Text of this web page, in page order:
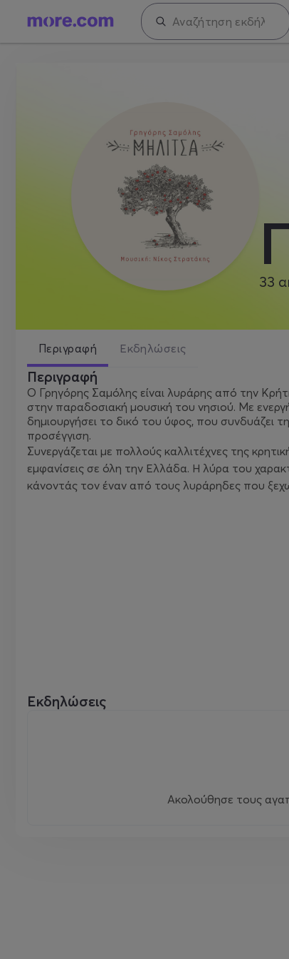
33
Περιγραφή Εκδηλώσεις
Περιγραφή
Ο Γρηγόρης Σαμόλης είναι λυράρης από την
στην παραδοσιακή μουσική του νησιού. Με
δημιουργήσει το δικό του ύφος, που συνδυάζει
προσέγγιση.
Συνεργάζεται με πολλούς καλλιτέχνες της
εμφανίσεις σε όλη την Ελλάδα. Η λύρα του
κάνοντάς τον έναν από τους λυράρηδες που
Εκδηλώσεις
Ακολούθησε τους